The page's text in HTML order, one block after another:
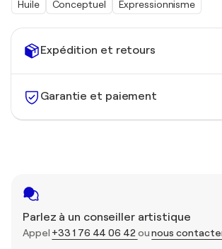
Expédition et retours
Garantie et paiement
Parlez à un conseiller artistique
Appel +33 1 76 44 06 42 ounous
Huile Conceptuel Expressionnisme